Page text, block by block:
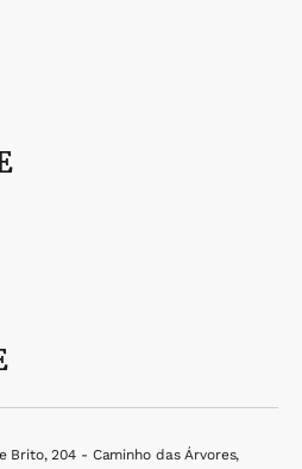
Brito, 204 - Caminho das Árvores,